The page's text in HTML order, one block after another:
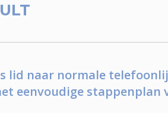
lid naar normale
eenvoudige stappenplan